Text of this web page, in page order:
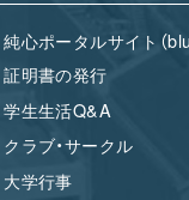
純心ポータルサイト（
証明書の発行
学生生活Q&A
クラブ・サークル
大学行事